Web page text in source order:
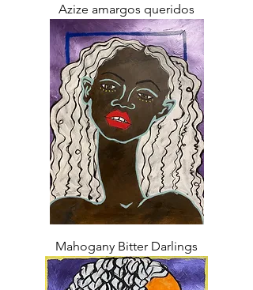
Azize amargos queridos
Mahogany Bitter Darlings